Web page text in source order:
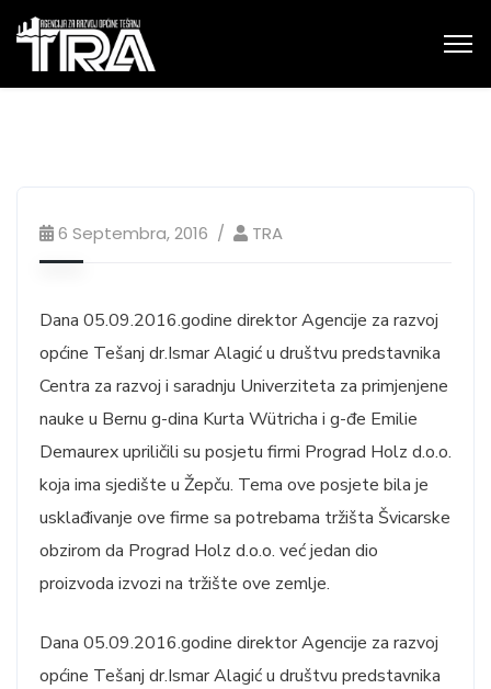
6 Septembra, 2016 TRA
Dana 05.09.2016.godine direktor Agencije za razvoj
općine Tešanj dr.Ismar Alagić u društvu predstavnika
Centra za razvoj i saradnju Univerziteta za primjenjene
nauke u Bernu g-dina Kurta Wütricha i g-đe Emilie
Demaurex upriličili su posjetu firmi Prograd Holz d.o.o.
koja ima sjedište u Žepču. Tema ove posjete bila je
usklađivanje ove firme sa potrebama tržišta Švicarske
obzirom da Prograd Holz d.o.o. već jedan dio
proizvoda izvozi na tržište ove zemlje.
Dana 05.09.2016.godine direktor Agencije za razvoj
općine Tešanj dr.Ismar Alagić u društvu predstavnika